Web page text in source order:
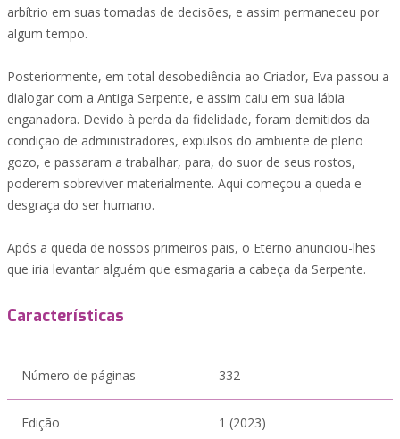
arbítrio em suas tomadas de decisões, e assim permaneceu por
algum tempo.
Posteriormente, em total desobediência ao Criador, Eva passou a
dialogar com a Antiga Serpente, e assim caiu em sua lábia
enganadora. Devido à perda da fidelidade, foram demitidos da
condição de administradores, expulsos do ambiente de pleno
gozo, e passaram a trabalhar, para, do suor de seus rostos,
poderem sobreviver materialmente. Aqui começou a queda e
desgraça do ser humano.
Após a queda de nossos primeiros pais, o Eterno anunciou-lhes
que iria levantar alguém que esmagaria a cabeça da Serpente.
Características
Número de páginas 332
Edição 1 (2023)